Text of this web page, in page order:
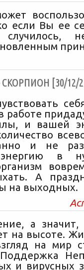
если Вы ее
[30/12/
работе
и вашей
и не
в
А
на выходных.
а
на высоте.
на мир
и вирусных